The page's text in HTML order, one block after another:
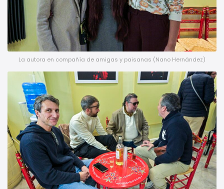
La autora en compañía de amigas y paisanas (Nano Hernández)